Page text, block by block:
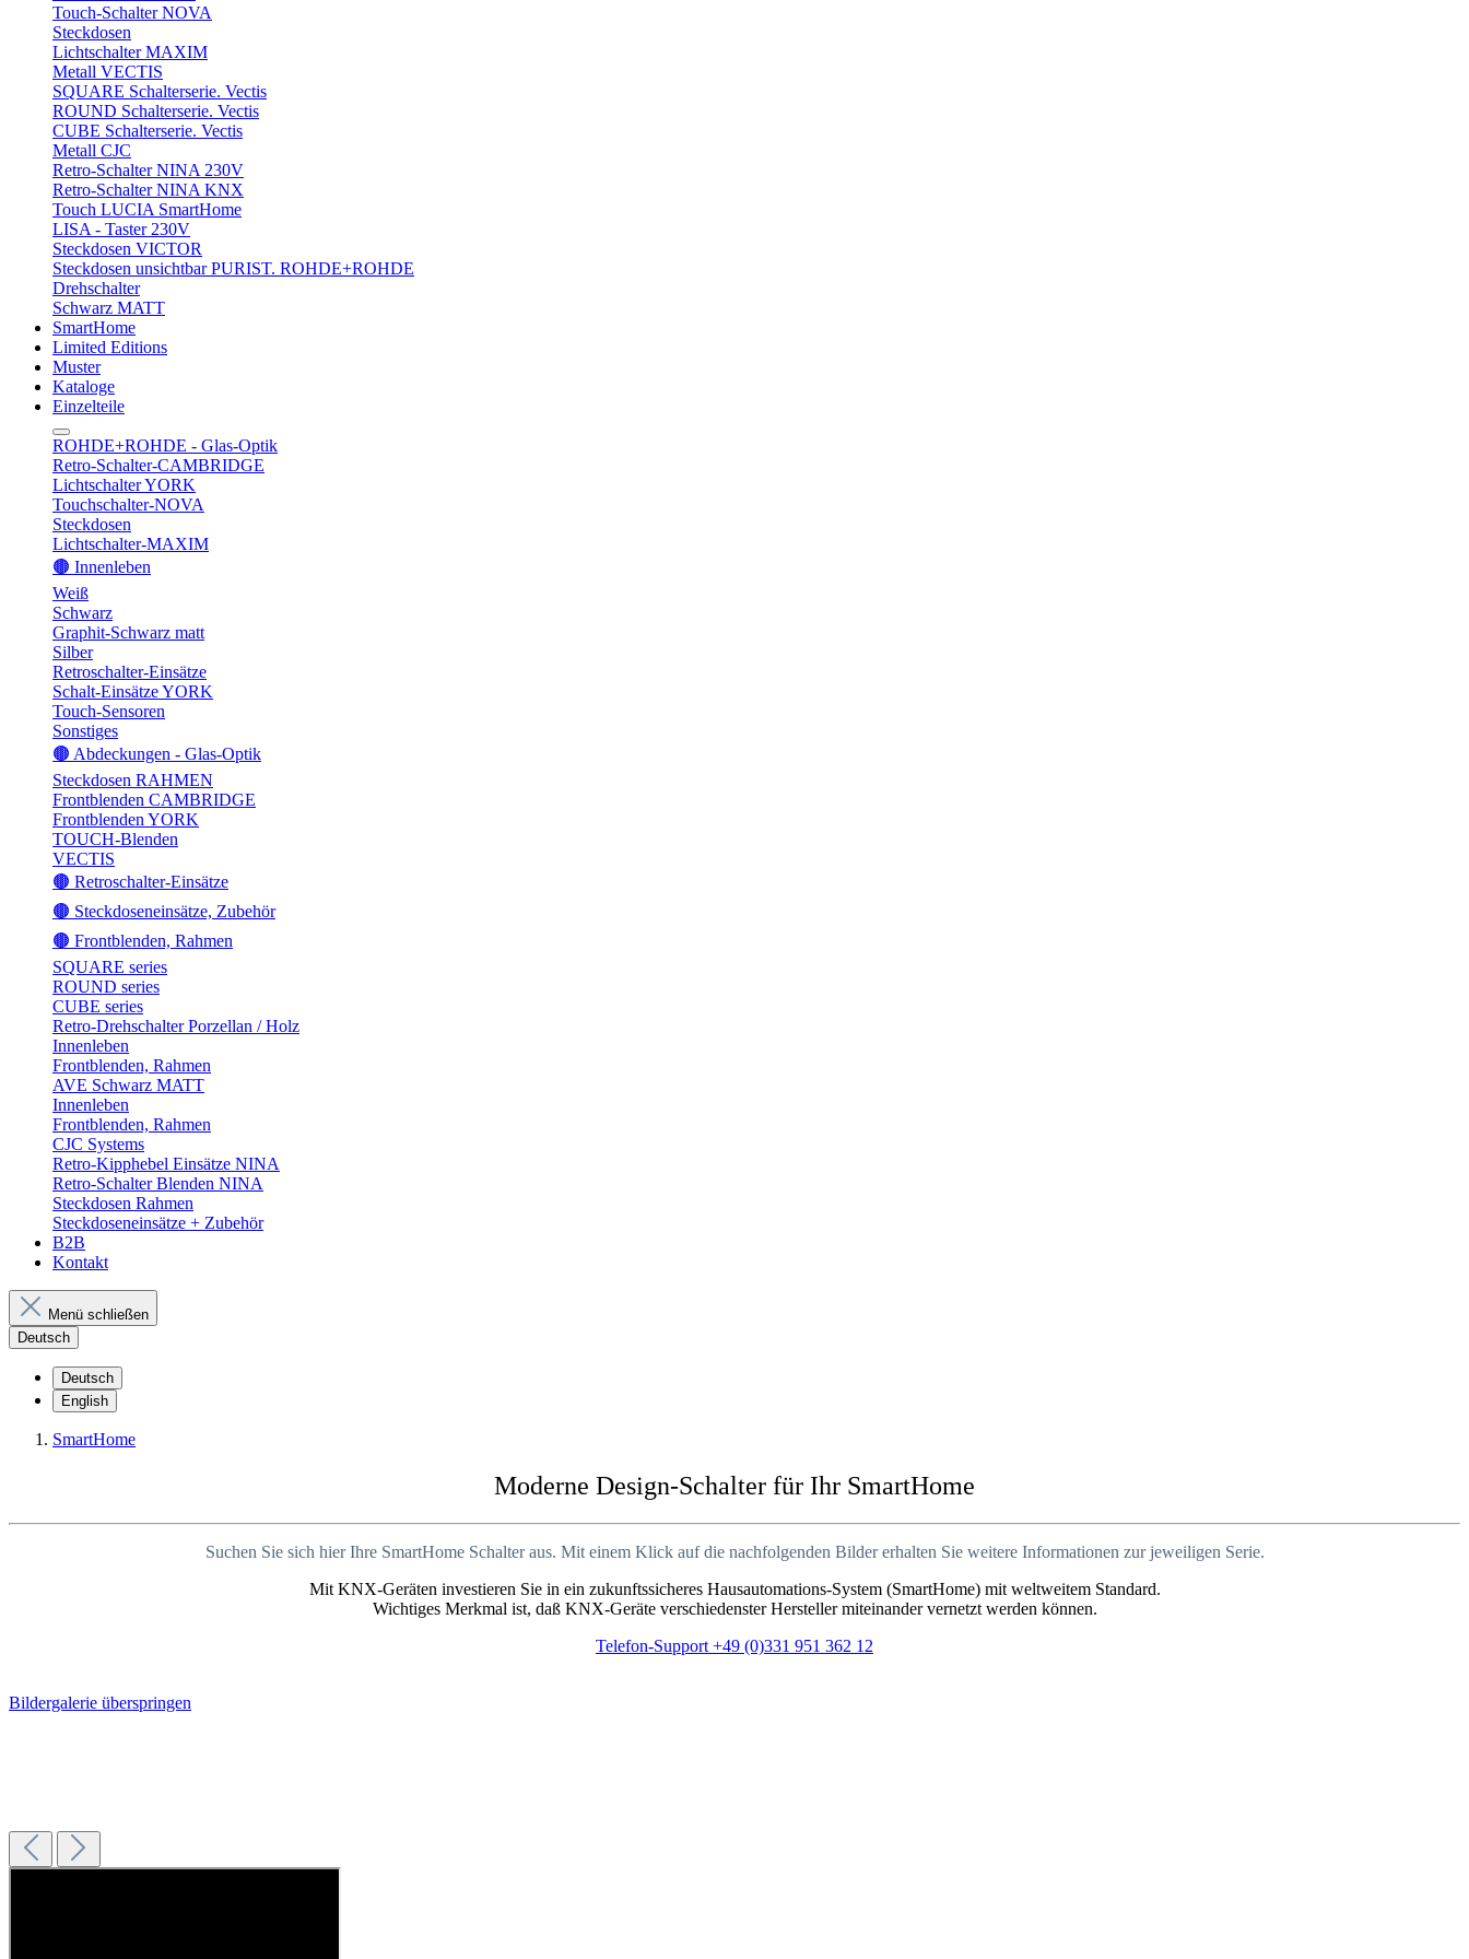
Touch-Schalter NOVA
Steckdosen
Lichtschalter MAXIM
Metall VECTIS
SQUARE Schalterserie. Vectis
ROUND Schalterserie. Vectis
CUBE Schalterserie. Vectis
Metall CJC
Retro-Schalter NINA 230V
Retro-Schalter NINA KNX
Touch LUCIA SmartHome
LISA - Taster 230V
Steckdosen VICTOR
Steckdosen unsichtbar PURIST. ROHDE+ROHDE
Drehschalter
Schwarz MATT
SmartHome
Limited Editions
Muster
Kataloge
Einzelteile
ROHDE+ROHDE - Glas-Optik
Retro-Schalter-CAMBRIDGE
Lichtschalter YORK
Touchschalter-NOVA
Steckdosen
Lichtschalter-MAXIM
🟤 Innenleben
Weiß
Schwarz
Graphit-Schwarz matt
Silber
Retroschalter-Einsätze
Schalt-Einsätze YORK
Touch-Sensoren
Sonstiges
🟤 Abdeckungen - Glas-Optik
Steckdosen RAHMEN
Frontblenden CAMBRIDGE
Frontblenden YORK
TOUCH-Blenden
VECTIS
🟤 Retroschalter-Einsätze
🟤 Steckdoseneinsätze, Zubehör
🟤 Frontblenden, Rahmen
SQUARE series
ROUND series
CUBE series
Retro-Drehschalter Porzellan / Holz
Innenleben
Frontblenden, Rahmen
AVE Schwarz MATT
Innenleben
Frontblenden, Rahmen
CJC Systems
Retro-Kipphebel Einsätze NINA
Retro-Schalter Blenden NINA
Steckdosen Rahmen
Steckdoseneinsätze + Zubehör
B2B
Kontakt
Menü schließen
Deutsch
Deutsch
English
SmartHome
Moderne Design-Schalter für Ihr SmartHome
Suchen Sie sich hier Ihre SmartHome Schalter aus. Mit einem Klick auf die nachfolgenden Bilder erhalten Sie weitere Informationen zur jeweiligen Serie.
Mit KNX-Geräten investieren Sie in ein zukunftssicheres Hausautomations-System (SmartHome) mit weltweitem Standard.
Wichtiges Merkmal ist, daß KNX-Geräte verschiedenster Hersteller miteinander vernetzt werden können.
Telefon-Support +49 (0)331 951 362 12
Bildergalerie überspringen